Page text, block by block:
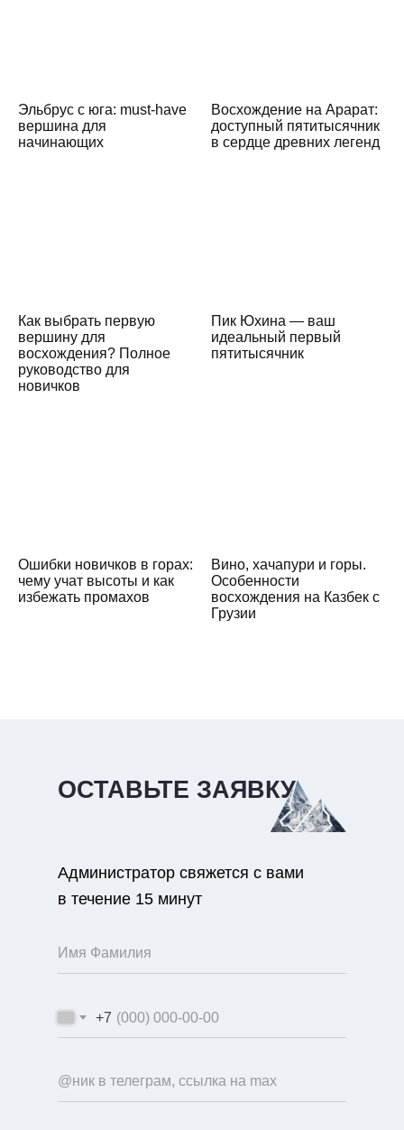
Эльбрус с юга: must-have
вершина для
начинающих
Восхождение на Арарат:
доступный пятитысячник
в сердце древних легенд
Как выбрать первую
вершину для
восхождения? Полное
руководство для
новичков
Пик Юхина — ваш
идеальный первый
пятитысячник
Ошибки новичков в горах:
чему учат высоты и как
избежать промахов
Вино, хачапури и горы.
Особенности
восхождения на Казбек с
Грузии
ОСТАВЬТЕ ЗАЯВКУ
Администратор свяжется с вами
в течение 15 минут
+7